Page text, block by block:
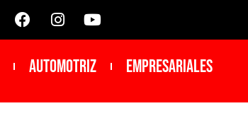
Automotriz Empresariales